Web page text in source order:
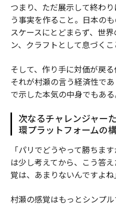
つまり、ただ展示して終わ
う事実を作ること。日本の
スケースにとどまらず、世
ン、クラフトとして息づくこ
そして、作り手に対価が戻
それが村瀬の言う経済性で
で示した本気の中身でもある
次なるチャレンジャー
環プラットフォームの
「パリでどうやって勝ちま
は少し考えてから、こう答
覚は、あまりないんですよね
村瀬の感覚はもっとシンプル